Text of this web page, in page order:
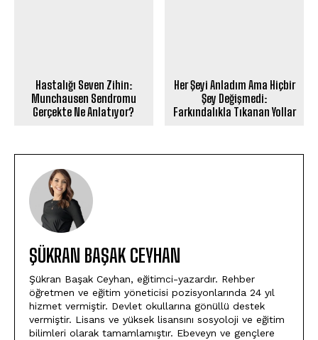
Hastalığı Seven Zihin:
Munchausen Sendromu
Gerçekte Ne Anlatıyor?
Her Şeyi Anladım Ama Hiçbir
Şey Değişmedi:
Farkındalıkla Tıkanan Yollar
ŞÜKRAN BAŞAK CEYHAN
Şükran Başak Ceyhan, eğitimci-yazardır. Rehber
öğretmen ve eğitim yöneticisi pozisyonlarında 24 yıl
hizmet vermiştir. Devlet okullarına gönüllü destek
vermiştir. Lisans ve yüksek lisansını sosyoloji ve eğitim
bilimleri olarak tamamlamıştır. Ebeveyn ve gençlere